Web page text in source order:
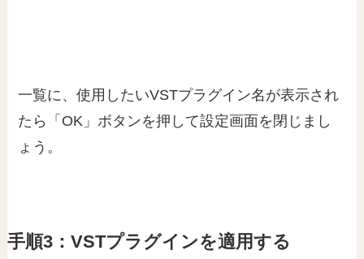
一覧に、使用したいVSTプラグイン名が表示され
たら「OK」ボタンを押して設定画面を閉じまし
ょう。
手順3：VSTプラグインを適用する